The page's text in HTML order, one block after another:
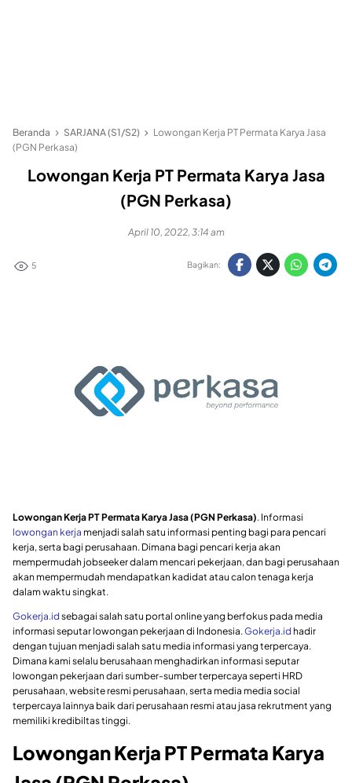
Beranda SARJANA (S1/S2)
Lowongan Kerja PT Permata Karya Jasa
(PGN Perkasa)
Lowongan Kerja PT Permata Karya Jasa
(PGN Perkasa)
April 10, 2022, 3:14 am
5 Bagikan:
Lowongan Kerja PT Permata Karya Jasa (PGN Perkasa). Informasi
lowongan kerja menjadi salah satu informasi penting bagi para pencari
kerja, serta bagi perusahaan. Dimana bagi pencari kerja akan
mempermudah jobseeker dalam mencari pekerjaan, dan bagi perusahaan
akan mempermudah mendapatkan kadidat atau calon tenaga kerja
dalam waktu singkat.
Gokerja.id sebagai salah satu portal online yang berfokus pada media
informasi seputar lowongan pekerjaan di Indonesia. Gokerja.id hadir
dengan tujuan menjadi salah satu media informasi yang terpercaya.
Dimana kami selalu berusahaan menghadirkan informasi seputar
lowongan pekerjaan dari sumber-sumber terpercaya seperti HRD
perusahaan, website resmi perusahaan, serta media media social
terpercaya lainnya baik dari perusahaan resmi atau jasa rekrutment yang
memiliki kredibiltas tinggi.
Lowongan Kerja PT Permata Karya